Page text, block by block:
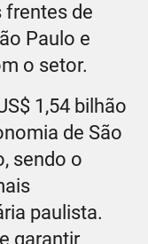
de
Paulo e
o setor.
1,54 bilhão
de São
sendo o
paulista.
garantir